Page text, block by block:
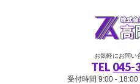
お気軽にお問い
TEL 045-
受付時間 9:00 -